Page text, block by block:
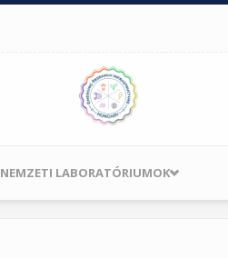
NEMZETI LABORATÓRIUMOK